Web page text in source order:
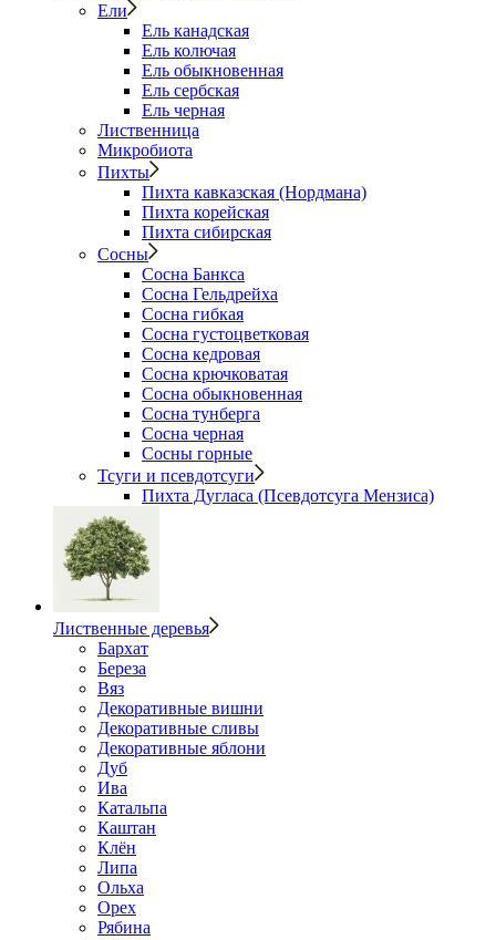
Ели
Ель канадская
Ель колючая
Ель обыкновенная
Ель сербская
Ель черная
Лиственница
Микробиота
Пихты
Пихта кавказская (Нордмана)
Пихта корейская
Пихта сибирская
Сосны
Сосна Банкса
Сосна Гельдрейха
Сосна гибкая
Сосна густоцветковая
Сосна кедровая
Сосна крючковатая
Сосна обыкновенная
Сосна тунберга
Сосна черная
Сосны горные
Тсуги и псевдотсуги
Пихта Дугласа (Псевдотсуга Мензиса)
Лиственные деревья
Бархат
Береза
Вяз
Декоративные вишни
Декоративные сливы
Декоративные яблони
Дуб
Ива
Катальпа
Каштан
Клён
Липа
Ольха
Орех
Рябина